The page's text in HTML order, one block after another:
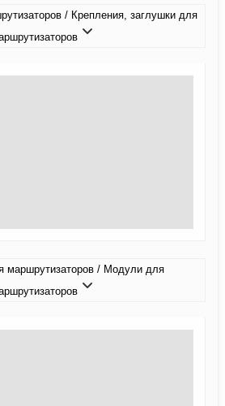
/ Крепления, заглушки для
маршрутизаторов / Модули для